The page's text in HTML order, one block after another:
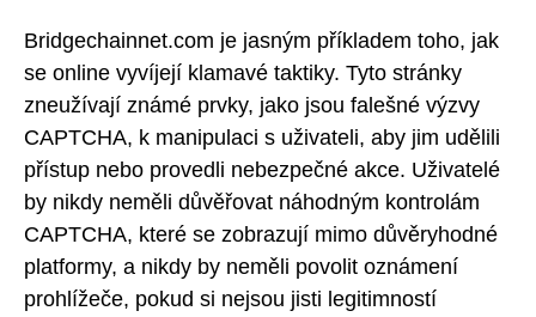
Bridgechainnet.com je jasným příkladem toho, jak
se online vyvíjejí klamavé taktiky. Tyto stránky
zneužívají známé prvky, jako jsou falešné výzvy
CAPTCHA, k manipulaci s uživateli, aby jim udělili
přístup nebo provedli nebezpečné akce. Uživatelé
by nikdy neměli důvěřovat náhodným kontrolám
CAPTCHA, které se zobrazují mimo důvěryhodné
platformy, a nikdy by neměli povolit oznámení
prohlížeče, pokud si nejsou jisti legitimností